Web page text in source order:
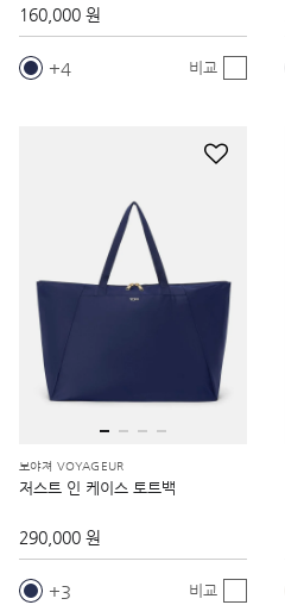
160,000 원
4 비교
보야져 VOYAGEUR
저스트 인 케이스 토트백
290,000 원
3 비교